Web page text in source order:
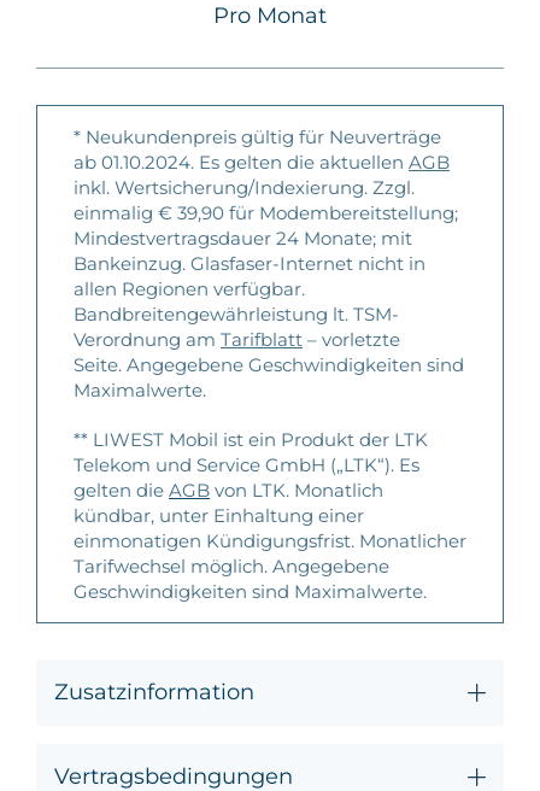
Pro Monat
* Neukundenpreis gültig für Neuverträge
ab 01.10.2024. Es gelten die aktuellen AGB
inkl. Wertsicherung/Indexierung. Zzgl.
einmalig € 39,90 für Modembereitstellung;
Mindestvertragsdauer 24 Monate; mit
Bankeinzug. Glasfaser-Internet nicht in
allen Regionen verfügbar.
Bandbreitengewährleistung lt. TSM-
Verordnung am Tarifblatt – vorletzte
Seite. Angegebene Geschwindigkeiten sind
Maximalwerte.
** LIWEST Mobil ist ein Produkt der LTK
Telekom und Service GmbH („LTK“). Es
gelten die AGB von LTK. Monatlich
kündbar, unter Einhaltung einer
einmonatigen Kündigungsfrist. Monatlicher
Tarifwechsel möglich. Angegebene
Geschwindigkeiten sind Maximalwerte.
Zusatzinformation
Vertragsbedingungen